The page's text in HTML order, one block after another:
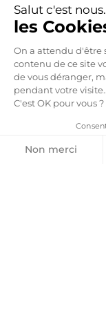
PÂTÉ DE BŒUF
LIQUEUR DE
Ajouter au
Salut c'est
les
On a attendu d'être
contenu de ce site
de vous déranger,
pendant votre
C'est OK pour vous ?
Non merci